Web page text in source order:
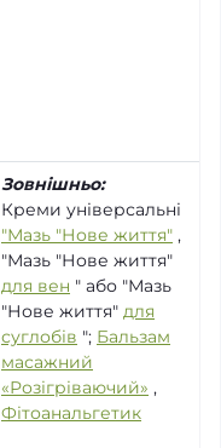
Зовнішньо:
Креми універсальні
"Мазь "Нове життя" ,
"Мазь "Нове життя"
для вен " або "Мазь
"Нове життя" для
суглобів "; Бальзам
масажний
«Розігріваючий» ,
Фітоанальгетик